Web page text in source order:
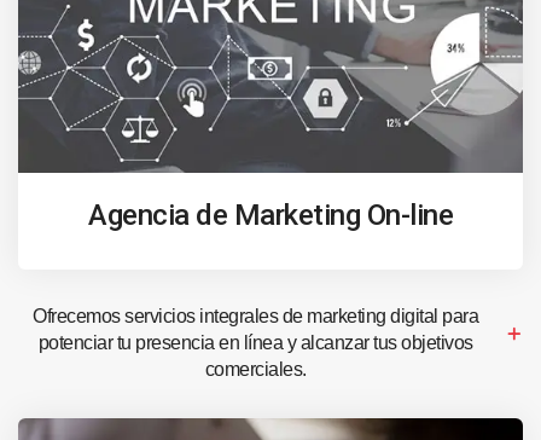
Agencia de Marketing On-line
Ofrecemos servicios integrales de marketing digital para
potenciar tu presencia en línea y alcanzar tus objetivos
comerciales.